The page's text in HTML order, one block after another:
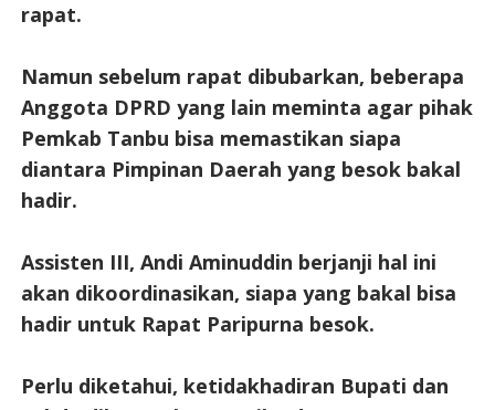
rapat.
Namun sebelum rapat dibubarkan, beberapa
Anggota DPRD yang lain meminta agar pihak
Pemkab Tanbu bisa memastikan siapa
diantara Pimpinan Daerah yang besok bakal
hadir.
Assisten III, Andi Aminuddin berjanji hal ini
akan dikoordinasikan, siapa yang bakal bisa
hadir untuk Rapat Paripurna besok.
Perlu diketahui, ketidakhadiran Bupati dan